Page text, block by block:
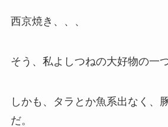
西京焼き、、、
そう、私よしつねの大好物の一つ
しかも、タラとか魚系出なく、
だ。